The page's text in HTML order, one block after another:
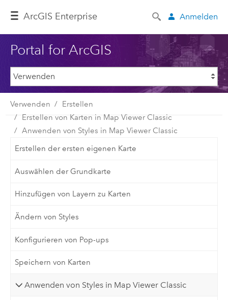
ArcGIS Enterprise Anmelden
Portal for ArcGIS
Verwenden
Erstellen
Erstellen von Karten in Map Viewer Classic
Anwenden von Styles in Map Viewer Classic
Erstellen der ersten eigenen Karte
Auswählen der Grundkarte
Hinzufügen von Layern zu Karten
Ändern von Styles
Konfigurieren von Pop-ups
Speichern von Karten
Anwenden von Styles in Map Viewer Classic